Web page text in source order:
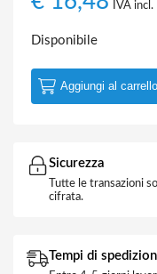
IVA incl.
Disponibile
Aggiungi al carrello
Sicurezza
Tutte le transazioni
cifrata.
Tempi di